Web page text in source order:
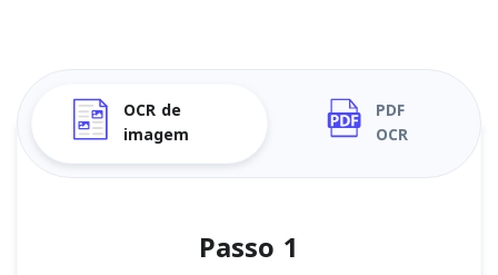
OCR de
imagem
PDF
OCR
Passo 1